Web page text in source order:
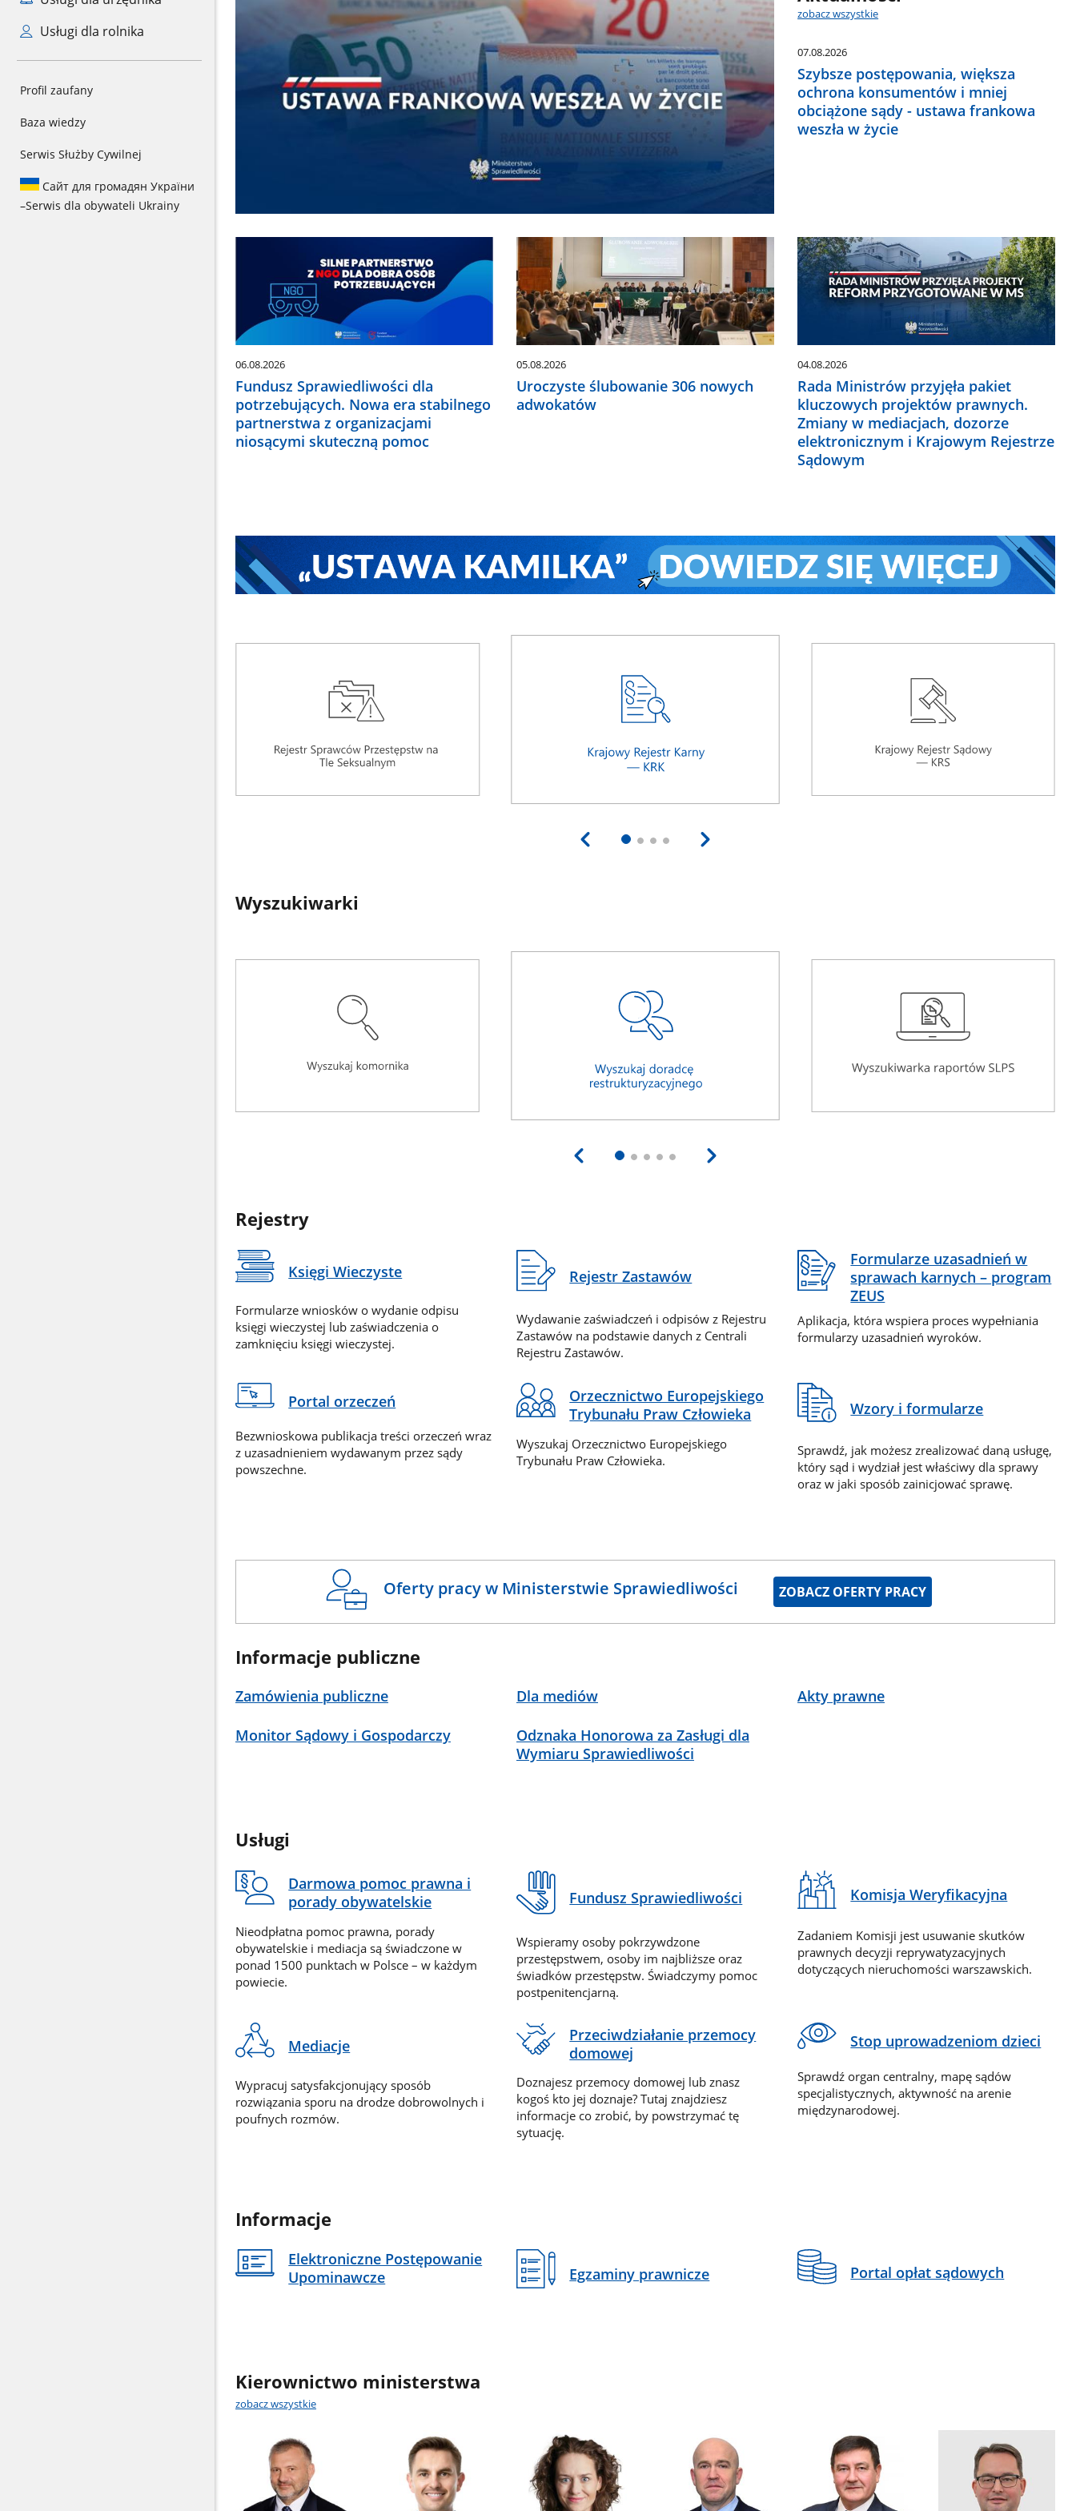
Usługi dla rolnika
Profil zaufany
Baza wiedzy
Serwis Służby Cywilnej
Сайт для громадян України
–Serwis dla obywateli Ukrainy
zobacz wszystkie
07.08.2026
Szybsze postępowania, większa
ochrona konsumentów i mniej
obciążone sądy - ustawa frankowa
weszła w życie
06.08.2026
Fundusz Sprawiedliwości dla
potrzebujących. Nowa era stabilnego
partnerstwa z organizacjami
niosącymi skuteczną pomoc
05.08.2026
Uroczyste ślubowanie 306 nowych
adwokatów
04.08.2026
Rada Ministrów przyjęła pakiet
kluczowych projektów prawnych.
Zmiany w mediacjach, dozorze
elektronicznym i Krajowym Rejestrze
Sądowym
Wyszukiwarki
Rejestry
Księgi Wieczyste
Formularze wniosków o wydanie odpisu
księgi wieczystej lub zaświadczenia o
zamknięciu księgi wieczystej.
Rejestr Zastawów
Wydawanie zaświadczeń i odpisów z Rejestru
Zastawów na podstawie danych z Centrali
Rejestru Zastawów.
Formularze uzasadnień w
sprawach karnych – program
ZEUS
Aplikacja, która wspiera proces wypełniania
formularzy uzasadnień wyroków.
Portal orzeczeń
Bezwnioskowa publikacja treści orzeczeń wraz
z uzasadnieniem wydawanym przez sądy
powszechne.
Orzecznictwo Europejskiego
Trybunału Praw Człowieka
Wyszukaj Orzecznictwo Europejskiego
Trybunału Praw Człowieka.
Wzory i formularze
Sprawdź, jak możesz zrealizować daną usługę,
który sąd i wydział jest właściwy dla sprawy
oraz w jaki sposób zainicjować sprawę.
Oferty pracy w Ministerstwie Sprawiedliwości ZOBACZ OFERTY PRACY
Informacje publiczne
Zamówienia publiczne Dla mediów Akty prawne
Monitor Sądowy i Gospodarczy
Odznaka Honorowa za Zasługi dla
Wymiaru Sprawiedliwości
Usługi
Darmowa pomoc prawna i
porady obywatelskie
Nieodpłatna pomoc prawna, porady
obywatelskie i mediacja są świadczone w
ponad 1500 punktach w Polsce – w każdym
powiecie.
Fundusz Sprawiedliwości
Wspieramy osoby pokrzywdzone
przestępstwem, osoby im najbliższe oraz
świadków przestępstw. Świadczymy pomoc
postpenitencjarną.
Komisja Weryfikacyjna
Zadaniem Komisji jest usuwanie skutków
prawnych decyzji reprywatyzacyjnych
dotyczących nieruchomości warszawskich.
Mediacje
Wypracuj satysfakcjonujący sposób
rozwiązania sporu na drodze dobrowolnych i
poufnych rozmów.
Przeciwdziałanie przemocy
domowej
Doznajesz przemocy domowej lub znasz
kogoś kto jej doznaje? Tutaj znajdziesz
informacje co zrobić, by powstrzymać tę
sytuację.
Stop uprowadzeniom dzieci
Sprawdź organ centralny, mapę sądów
specjalistycznych, aktywność na arenie
międzynarodowej.
Informacje
Elektroniczne Postępowanie
Upominawcze
Egzaminy prawnicze Portal opłat sądowych
Kierownictwo ministerstwa
zobacz wszystkie